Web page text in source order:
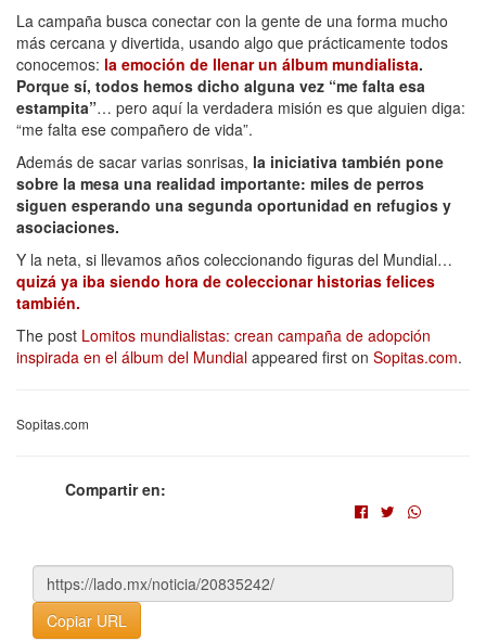
La campaña busca conectar con la gente de una forma mucho
más cercana y divertida, usando algo que prácticamente todos
conocemos: la emoción de llenar un álbum mundialista.
Porque sí, todos hemos dicho alguna vez “me falta esa
estampita”… pero aquí la verdadera misión es que alguien diga:
“me falta ese compañero de vida”.
Además de sacar varias sonrisas, la iniciativa también pone
sobre la mesa una realidad importante: miles de perros
siguen esperando una segunda oportunidad en refugios y
asociaciones.
Y la neta, si llevamos años coleccionando figuras del Mundial…
quizá ya iba siendo hora de coleccionar historias felices
también.
The post Lomitos mundialistas: crean campaña de adopción
inspirada en el álbum del Mundial appeared first on Sopitas.com.
Sopitas.com
Compartir en:
Copiar URL